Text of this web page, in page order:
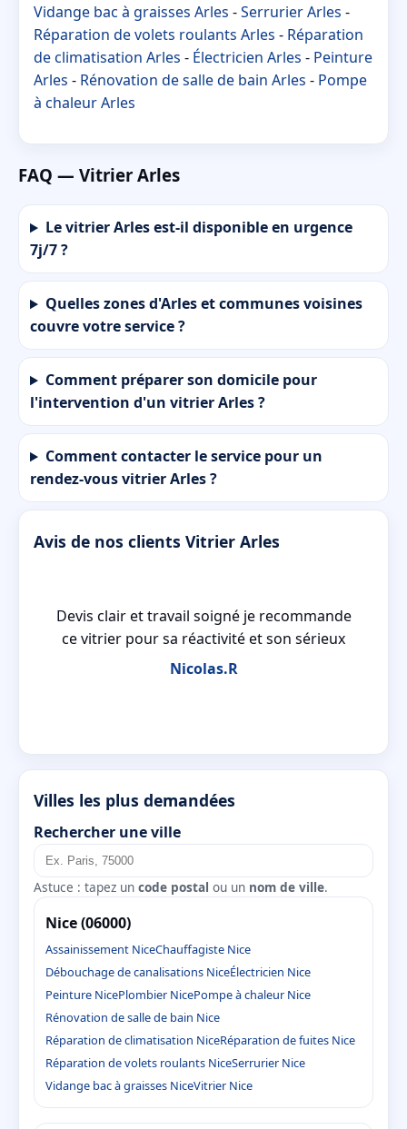
Vidange bac à graisses Arles -Serrurier Arles -
Réparation de volets roulants Arles - Réparation
de climatisation Arles - Électricien Arles - Peinture
Arles - Rénovation de salle de bain Arles - Pompe
à chaleur Arles
FAQ — Vitrier Arles
Le vitrier Arles est-il disponible en urgence
7j/7 ?
Quelles zones d'Arles et communes voisines
couvre votre service ?
Comment préparer son domicile pour
l'intervention d'un vitrier Arles ?
Comment contacter le service pour un
rendez-vous vitrier Arles ?
Avis de nos clients Vitrier Arles
Devis clair et travail soigné je recommande
ce vitrier pour sa réactivité et son sérieux
Nicolas.R
Villes les plus demandées
Rechercher une ville
Astuce : tapez un code postal ou un nom de ville.
Nice (06000)
Assainissement NiceChauffagiste Nice
Débouchage de canalisations NiceÉlectricien Nice
Peinture NicePlombier NicePompe à chaleur Nice
Rénovation de salle de bain Nice
Réparation de climatisation NiceRéparation de fuites Nice
Réparation de volets roulants NiceSerrurier Nice
Vidange bac à graisses NiceVitrier Nice